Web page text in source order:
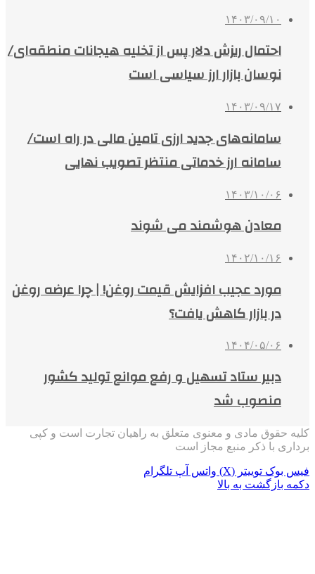
۱۴۰۳/۰۹/۱۰
احتمال ریزش دلار پس از تخلیه هیجانات منطقه‌ای/
نوسان بازار ارز سیاسی است
۱۴۰۳/۰۹/۱۷
سامانه‌های جدید ارزی تامین مالی در راه است/
سامانه ارز خدماتی منتظر تصویب نهایی
۱۴۰۳/۱۰/۰۶
معادن هوشمند می شوند
۱۴۰۲/۱۰/۱۶
مورد عجیب افزایش قیمت روغن! | چرا عرضه روغن
در بازار کاهش یافت؟
۱۴۰۴/۰۵/۰۶
دبیر ستاد تسهیل و رفع موانع تولید کشور
منصوب شد
کلیه حقوق مادی و معنوی متعلق به راهیان تجارت است و کپی
برداری با ذکر منبع مجاز است
فیس بوک توییتر (X) واتس آپ تلگرام
دکمه بازگشت به بالا